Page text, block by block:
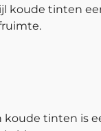
koude tinten
tinten is